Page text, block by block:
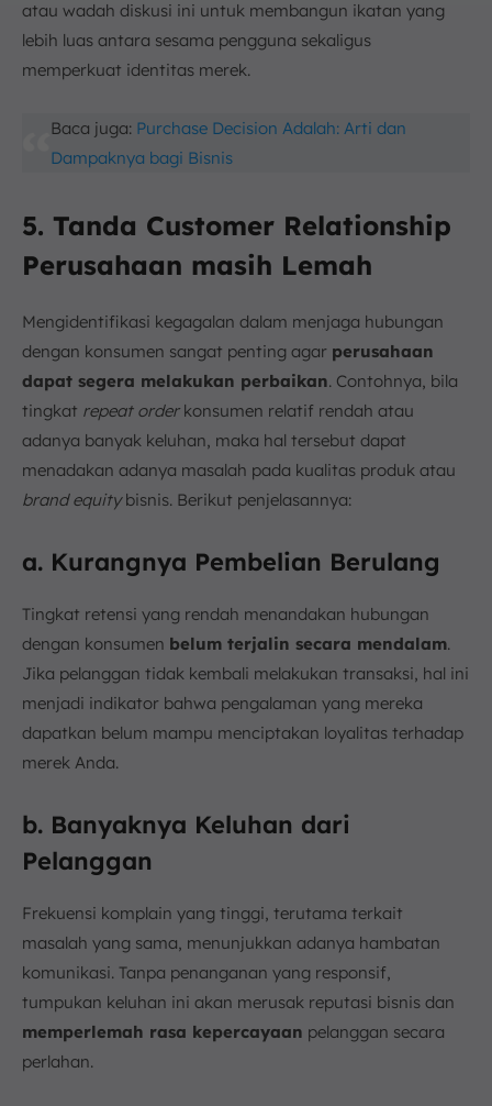
atau wadah diskusi ini untuk membangun ikatan yang
lebih luas antara sesama pengguna sekaligus
memperkuat identitas merek.
Baca juga: Purchase Decision Adalah: Arti dan
Dampaknya bagi Bisnis
5. Tanda Customer Relationship
Perusahaan masih Lemah
Mengidentifikasi kegagalan dalam menjaga hubungan
dengan konsumen sangat penting agar perusahaan
dapat segera melakukan perbaikan. Contohnya, bila
tingkat repeat orderkonsumen relatif rendah atau
adanya banyak keluhan, maka hal tersebut dapat
menadakan adanya masalah pada kualitas produk atau
brand equitybisnis. Berikut penjelasannya:
a. Kurangnya Pembelian Berulang
Tingkat retensi yang rendah menandakan hubungan
dengan konsumen belum terjalin secara mendalam.
Jika pelanggan tidak kembali melakukan transaksi, hal ini
menjadi indikator bahwa pengalaman yang mereka
dapatkan belum mampu menciptakan loyalitas terhadap
merek Anda.
b. Banyaknya Keluhan dari
Pelanggan
Frekuensi komplain yang tinggi, terutama terkait
masalah yang sama, menunjukkan adanya hambatan
komunikasi. Tanpa penanganan yang responsif,
tumpukan keluhan ini akan merusak reputasi bisnis dan
memperlemah rasa kepercayaan pelanggan secara
perlahan.